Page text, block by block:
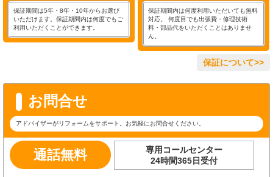
保証期間は5年・8年・10年からお選び
いただけます。保証期間内は何度でもご
利用いただくことができます。
保証期間内は何度利用いただいても無料
対応。 何度目でも出張費・修理技術
料・部品代をいただくことはありませ
ん。
保証について>>
お問合せ
アドバイザーがリフォームをサポート。お気軽にお問合せください。
通話無料
専用コールセンター
24時間365日受付